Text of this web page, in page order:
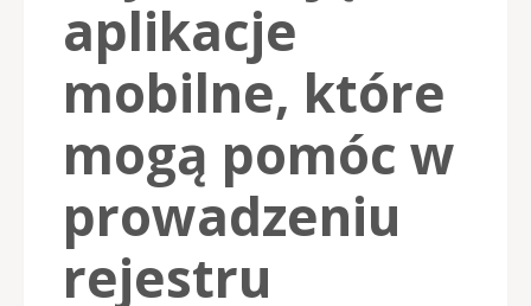
aplikacje
mobilne, które
mogą pomóc w
prowadzeniu
rejestru